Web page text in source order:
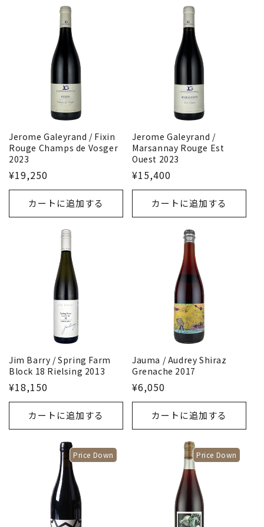
Jerome Galeyrand / Fixin
Rouge Champs de Vosger
2023
¥19,250
カートに追加する
Jerome Galeyrand /
Marsannay Rouge Est
Ouest 2023
¥15,400
カートに追加する
Jim Barry / Spring Farm
Block 18 Rielsing 2013
¥18,150
カートに追加する
Jauma / Audrey Shiraz
Grenache 2017
¥6,050
カートに追加する
Price Down Price Down